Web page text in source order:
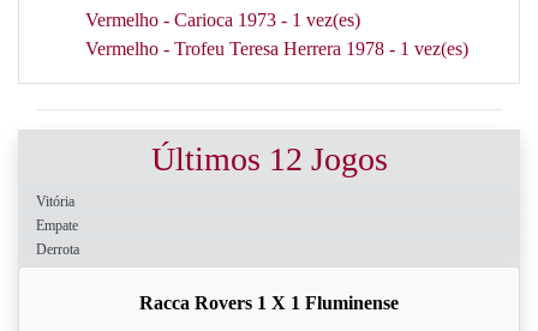
Vermelho - Carioca 1973 - 1 vez(es)
Vermelho - Trofeu Teresa Herrera 1978 - 1 vez(es)
Últimos 12 Jogos
Vitória
Empate
Derrota
Racca Rovers 1 X 1 Fluminense